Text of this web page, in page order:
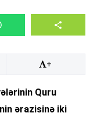
+
Quru
ərazisinə iki